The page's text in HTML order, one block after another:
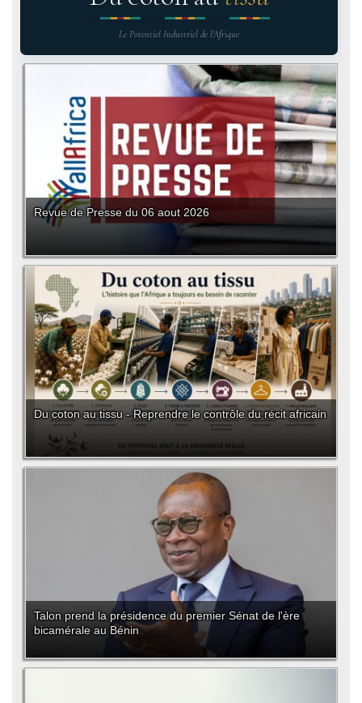
Le Potentiel Industriel de l'Afrique
Revue de Presse du 06 aout 2026
Du coton au tissu - Reprendre le contrôle du récit africain
Talon prend la présidence du premier Sénat de l'ère
bicamérale au Bénin